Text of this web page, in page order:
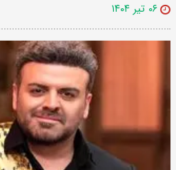
۰۶ تیر ۱۴۰۴